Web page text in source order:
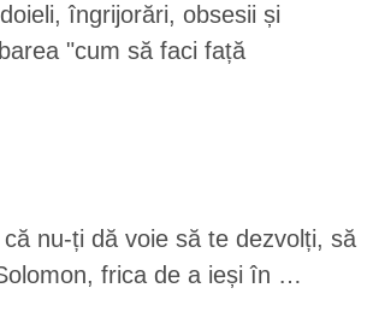
îngrijorări, obsesii și
"cum să faci față
nu-ți dă voie să te dezvolți, să
frica de a ieși în …